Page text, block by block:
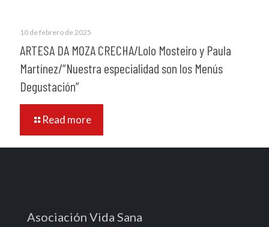
10 de febrero de 2025
ARTESA DA MOZA CRECHA/Lolo Mosteiro y Paula
Martínez/“Nuestra especialidad son los Menús
Degustación”
Read more
Asociación Vida Sana